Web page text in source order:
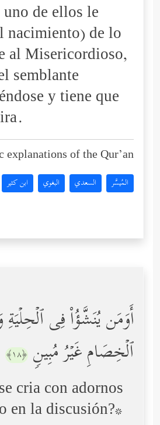
de ellos le
nacimiento) de lo
al Misericordioso,
semblante
y tiene que
explanations of the Qur’an:
المُيسَّر السعدي البغوي ابن كثير
أَوَمَن یُنَشَّؤُاْ فِی
ٱلۡخِصَامِ غَیۡرُ مُبِینࣲ ﴿١٨﴾
cria con adornos
en la discusión?*